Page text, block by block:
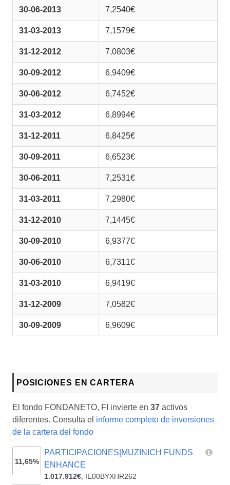
30-06-2013 7,2540€
31-03-2013 7,1579€
31-12-2012 7,0803€
30-09-2012 6,9409€
30-06-2012 6,7452€
31-03-2012 6,8994€
31-12-2011 6,8425€
30-09-2011 6,6523€
30-06-2011 7,2531€
31-03-2011 7,2980€
31-12-2010 7,1445€
30-09-2010 6,9377€
30-06-2010 6,7311€
31-03-2010 6,9419€
31-12-2009 7,0582€
30-09-2009 6,9609€
POSICIONES EN CARTERA
El fondo FONDANETO, FI invierte en 37 activos
diferentes. Consulta el informe completo de inversiones
de la cartera del fondo
11,65%
PARTICIPACIONES|MUZINICH FUNDS
ENHANCE
1.017.912€, IE00BYXHR262